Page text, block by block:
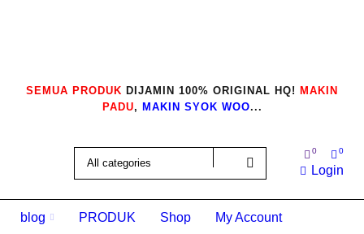
SEMUA PRODUK DIJAMIN 100% ORIGINAL HQ! MAKIN
PADU, MAKIN SYOK WOO...
0
0
Login
blog PRODUK Shop
My Account